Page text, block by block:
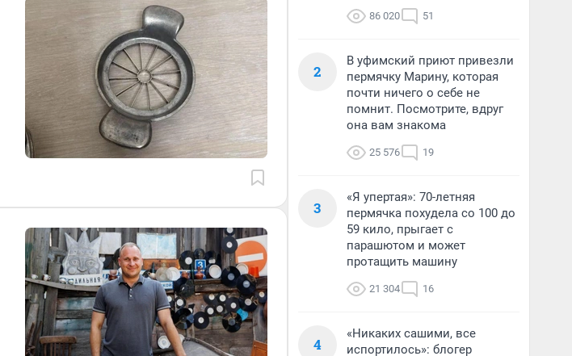
86 020 51
2
В уфимский приют привезли
пермячку Марину, которая
почти ничего о себе не
помнит. Посмотрите, вдруг
она вам знакома
25 576 19
3
«Я упертая»: 70-летняя
пермячка похудела со 100 до
59 кило, прыгает с
парашютом и может
протащить машину
21 304 16
4
«Никаких сашими, все
испортилось»: блогер